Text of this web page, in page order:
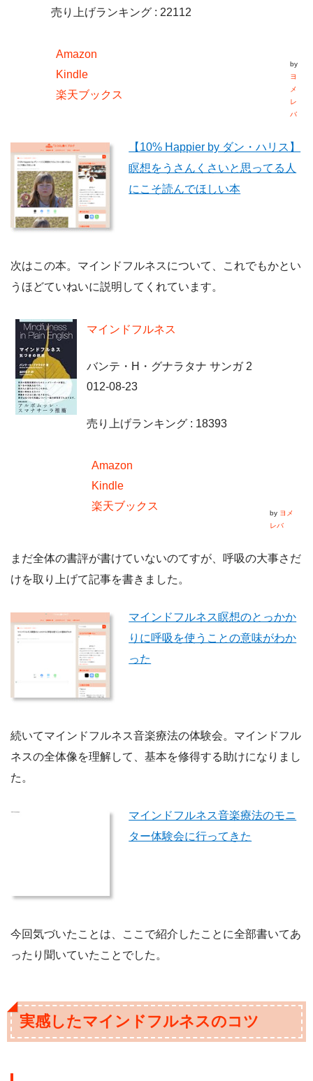
売り上げランキング : 22112
Amazon
Kindle
楽天ブックス
by
ヨ
メ
レ
バ
【10% Happier by ダン・ハリス】
瞑想をうさんくさいと思ってる人
にこそ読んでほしい本
次はこの本。マインドフルネスについて、これでもかとい
うほどていねいに説明してくれています。
マインドフルネス
バンテ・H・グナラタナ サンガ 2
012-08-23
売り上げランキング : 18393
Amazon
Kindle
楽天ブックス
by ヨメ
レバ
まだ全体の書評が書けていないのてすが、呼吸の大事さだ
けを取り上げて記事を書きました。
マインドフルネス瞑想のとっかか
りに呼吸を使うことの意味がわか
った
続いてマインドフルネス音楽療法の体験会。マインドフル
ネスの全体像を理解して、基本を修得する助けになりまし
た。
マインドフルネス音楽療法のモニ
ター体験会に行ってきた
今回気づいたことは、ここで紹介したことに全部書いてあ
ったり聞いていたことでした。
実感したマインドフルネスのコツ